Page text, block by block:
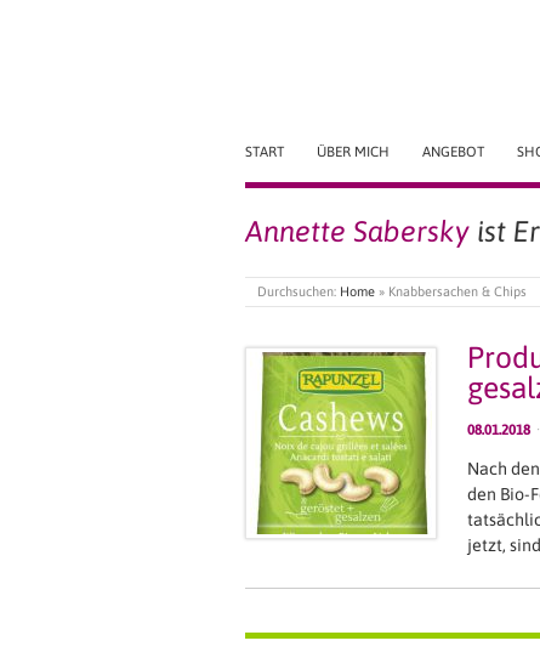
START ÜBER MICH ANGEBOT
Annette Sabersky ist
Durchsuchen: Home » Knabbersachen & Chips
08.01.2018
Nach
den Bio-
jetzt,